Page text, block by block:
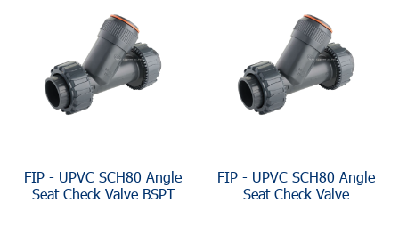
FIP - UPVC SCH80 Angle
Seat Check Valve BSPT
FIP - UPVC SCH80 Angle
Seat Check Valve